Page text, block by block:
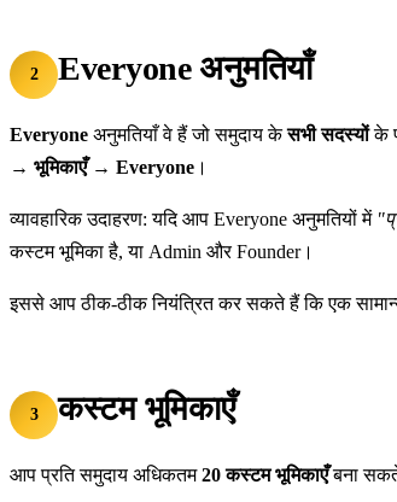
2 Everyone अनुमतियाँ
Everyone अनुमतियाँ वे हैं जो समुदाय केसभी सदस्योंके
→ भूमिकाएँ → Everyone ।
व्यावहारिक उदाहरण: यदि आप Everyone अनुमतियों में
कस्टम भूमिका है, या Admin और Founder।
इससे आप ठीक-ठीक नियंत्रित कर सकते हैं कि एक
3 कस्टम भूमिकाएँ
आप प्रति समुदाय अधिकतम20 कस्टम भूमिकाएँबना सकते